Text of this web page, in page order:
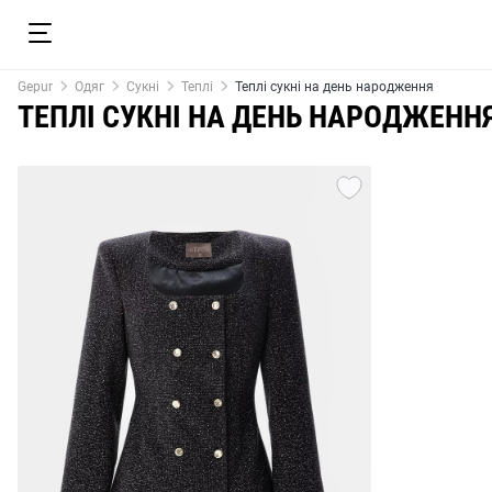
Gepur Одяг Сукні Теплі Теплі сукні на день народження
ТЕПЛІ СУКНІ НА ДЕНЬ